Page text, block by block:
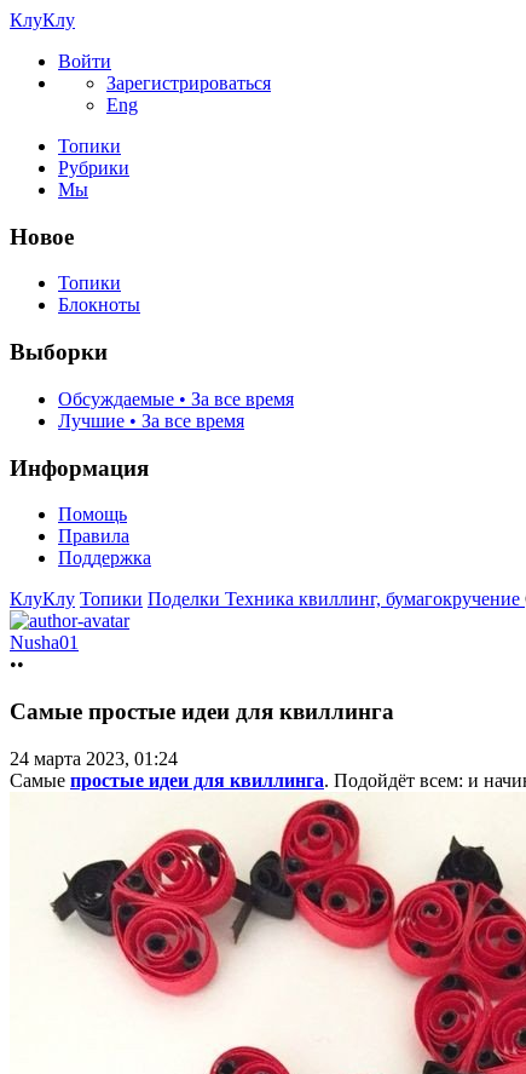
КлуКлу
Войти
Зарегистрироваться
Eng
Топики
Рубрики
Мы
Новое
Топики
Блокноты
Выборки
Обсуждаемые • За все время
Лучшие • За все время
Информация
Помощь
Правила
Поддержка
КлуКлу Топики Поделки Техника квиллинг, бумагокручение
Nusha01
••
Самые простые идеи для квиллинга
24 марта 2023, 01:24
Самые простые идеи для квиллинга. Подойдёт всем: и